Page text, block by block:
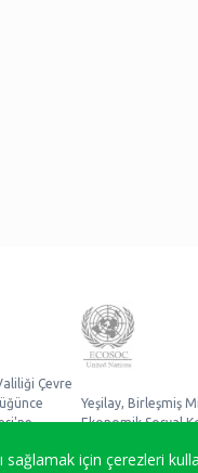
için çerezleri
Çevre
Yeşilay, Birleşmiş
Ekonomik Sosyal